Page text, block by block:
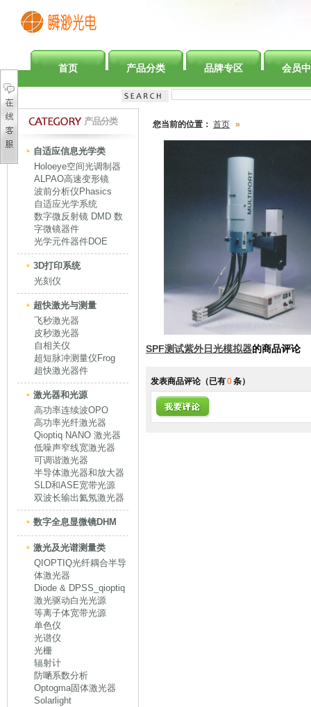
首页 产品分类 品牌专区 会员
产品分类
自适应信息光学类
Holoeye空间光调制器
ALPAO高速变形镜
波前分析仪Phasics
自适应光学系统
数字微反射镜 DMD 数
字微镜器件
光学元件器件DOE
3D打印系统
光刻仪
超快激光与测量
飞秒激光器
皮秒激光器
自相关仪
超短脉冲测量仪Frog
超快激光器件
激光器和光源
高功率连续波OPO
高功率光纤激光器
Qioptiq NANO 激光器
低噪声窄线宽激光器
可调谐激光器
半导体激光器和放大器
SLD和ASE宽带光源
双波长输出氦氖激光器
数字全息显微镜DHM
激光及光谱测量类
QIOPTIQ光纤耦合半导
体激光器
Diode & DPSS_qioptiq
激光驱动白光光源
等离子体宽带光源
单色仪
光谱仪
光栅
辐射计
防嗮系数分析
Optogma固体激光器
Solarlight
您当前的位置： 首页 »
SPF测试紫外日光模拟器的商品评论
发表商品评论 （已有0条）